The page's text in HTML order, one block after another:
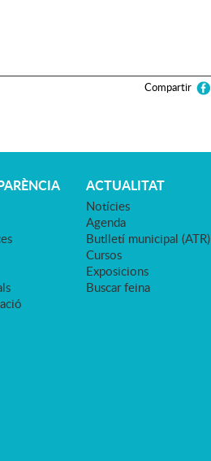
Compartir
ACTUALITAT
Notícies
Agenda
Butlletí municipal (ATR)
Cursos
Exposicions
Buscar feina